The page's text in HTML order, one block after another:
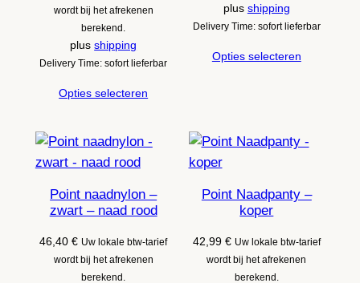
wordt bij het afrekenen
berekend.
plusshipping
Delivery Time: sofort lieferbar
Opties selecteren
plus shipping
Delivery Time: sofort lieferbar
Opties selecteren
Point naadnylon –
zwart – naad rood
46,40€ Uw lokale btw-tarief
wordt bij het afrekenen
berekend.
Point Naadpanty –
koper
42,99 € Uw lokale btw-tarief
wordt bij het afrekenen
berekend.